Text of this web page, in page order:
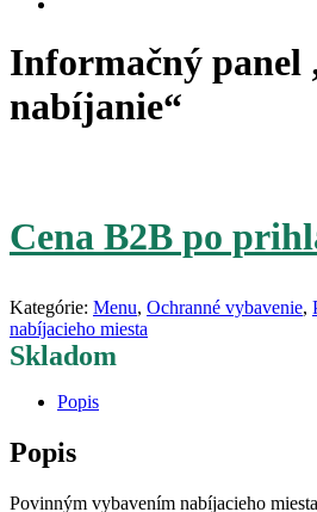
Informačný panel
nabíjanie“
Cena B2B po
Kategórie: Menu, Ochranné vybavenie,
nabíjacieho miesta
Skladom
Popis
Popis
Povinným vybavením nabíjacieho